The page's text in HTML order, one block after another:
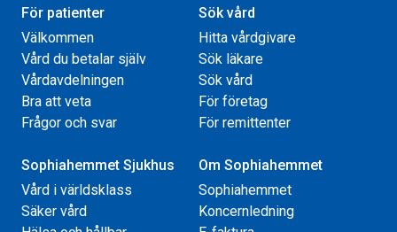
För patienter
Välkommen
Vård du betalar själv
Vårdavdelningen
Bra att veta
Frågor och svar
Sök vård
Hitta vårdgivare
Sök läkare
Sök vård
För företag
För remittenter
Sophiahemmet Sjukhus
Vård i världsklass
Säker vård
Om Sophiahemmet
Sophiahemmet
Koncernledning